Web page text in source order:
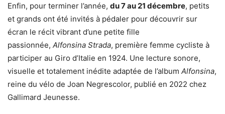
Enfin, pour terminer l’année, du 7 au 21 décembre, petits
et grands ont été invités à pédaler pour découvrir sur
écran le récit vibrant d’une petite fille
passionnée, Alfonsina Strada, première femme cycliste à
participer au Giro d’Italie en 1924. Une lecture sonore,
visuelle et totalement inédite adaptée de l’album Alfonsina,
reine du vélo de Joan Negrescolor, publié en 2022 chez
Gallimard Jeunesse.